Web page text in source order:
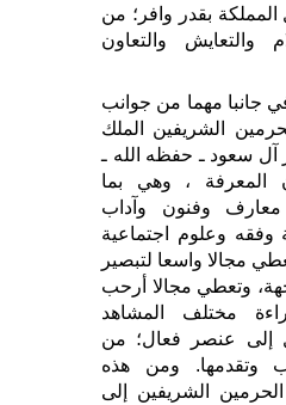
المملكة بقدر وافر؛ من
والتعايش والتعاون
جانبا مهما من جوانب
الشريفين الملك
آل سعود ـ حفظه الله ـ
المعرفة ، وهي بما
وفنون وآداب
وفقه وعلوم اجتماعية
مجالا واسعا لتبصير
وتعطي مجالا أرحب
مختلف المشاهد
إلى عنصر فعال؛ من
وتقدمها. ومن هذه
الحرمين الشريفين إلى